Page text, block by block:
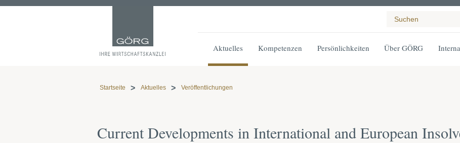
Aktuelles Kompetenzen Persönlichkeiten Über GÖRG
Startseite Aktuelles Veröffentlichungen
Current Developments in International and European